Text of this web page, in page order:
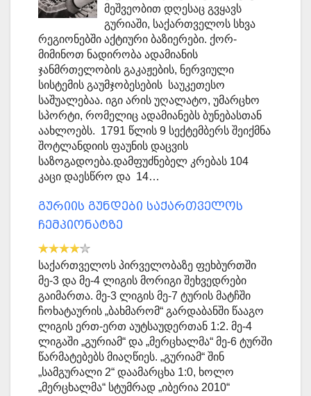
მეშვეობით დღესაც გვყავს
გურიაში, საქართველოს სხვა
რეგიონებში აქტიური ბაზიერები. ქორ-
მიმინოთ ნადირობა ადამიანის
ჯანმრთელობის გაკაჟების, ნერვიული
სისტემის გაუმჯობესების საუკეთესო
საშუალებაა. იგი არის უღალატო, უმარცხო
სპორტი, რომელიც ადამიანებს ბუნებასთან
აახლოებს. 1791 წლის 9 სექტემბერს შეიქმნა
შოტლანდიის ფაუნის დაცვის
საზოგადოება.დამფუძნებელ კრებას 104
კაცი დაესწრო და 14…
გურიის გუნდები საქართველოს
ჩემპიონატზე
საქართველოს პირველობაზე ფეხბურთში
მე-3 და მე-4 ლიგის მორიგი შეხვედრები
გაიმართა. მე-3 ლიგის მე-7 ტურის მატჩში
ჩოხატაურის „ბახმარომ“ გარდაბანში წააგო
ლიგის ერთ-ერთ აუტსაუდერთან 1:2. მე-4
ლიგაში „გურიამ“ და „მერცხალმა“ მე-6 ტურში
წარმატებებს მიაღწიეს. „გურიამ“ შინ
„სამგურალი 2“ დაამარცხა 1:0, ხოლო
„მერცხალმა“ სტუმრად „იბერია 2010“